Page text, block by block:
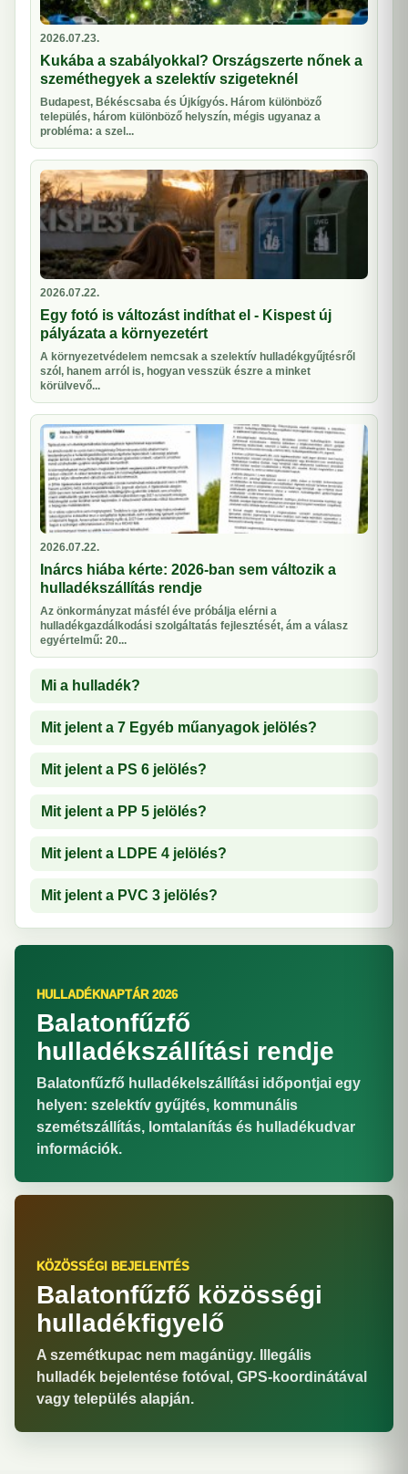
2026.07.23.
Kukába a szabályokkal? Országszerte nőnek a
szeméthegyek a szelektív szigeteknél
Budapest, Békéscsaba és Újkígyós. Három különböző
település, három különböző helyszín, mégis ugyanaz a
probléma: a szel...
2026.07.22.
Egy fotó is változást indíthat el - Kispest új
pályázata a környezetért
A környezetvédelem nemcsak a szelektív hulladékgyűjtésről
szól, hanem arról is, hogyan vesszük észre a minket
körülvevő...
2026.07.22.
Inárcs hiába kérte: 2026-ban sem változik a
hulladékszállítás rendje
Az önkormányzat másfél éve próbálja elérni a
hulladékgazdálkodási szolgáltatás fejlesztését, ám a válasz
egyértelmű: 20...
Mi a hulladék?
Mit jelent a 7 Egyéb műanyagok jelölés?
Mit jelent a PS 6 jelölés?
Mit jelent a PP 5 jelölés?
Mit jelent a LDPE 4 jelölés?
Mit jelent a PVC 3 jelölés?
HULLADÉKNAPTÁR 2026
Balatonfűzfő
hulladékszállítási rendje
Balatonfűzfő hulladékelszállítási időpontjai egy
helyen: szelektív gyűjtés, kommunális
szemétszállítás, lomtalanítás és hulladékudvar
információk.
KÖZÖSSÉGI BEJELENTÉS
Balatonfűzfő közösségi
hulladékfigyelő
A szemétkupac nem magánügy. Illegális
hulladék bejelentése fotóval, GPS-koordinátával
vagy település alapján.